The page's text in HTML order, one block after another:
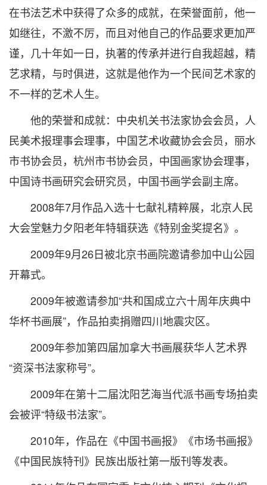
在书法艺术中获得了众多的成就，在荣誉面前，他一
如继往，不激不厉，而且对他自己的作品要求更加严
谨，几十年如一日，执著的传承并进行自我超越，精
艺求精，与时俱进，这就是他作为一个民间艺术家的
不一样的艺术人生。
他的荣誉和成就：中央机关书法家协会会员，人
民美术报理事会理事，中国艺术收藏协会会员，丽水
市书协会员，杭州市书协会员，中国画家协会理事，
中国诗书画研究会研究员，中国书画学会副主席。
2008年7月作品入选十七献礼精粹展，北京人民
大会堂魅力夕阳老年特辑获选《特别金奖提名》。
2009年9月26日被北京书画院邀请参加中山公园
开幕式。
2009年被邀请参加“共和国成立六十周年庆典中
华杯书画展”，作品拍卖捐赠四川地震灾区。
2009年参加第四届加拿大书画展获华人艺术界
“资深书法家称号”。
2009年在第十二届沈阳艺海当代派书画专场拍卖
会被评“特级书法家”。
2010年，作品在《中国书画报》《市场书画报》
《中国民族特刊》民族出版社第一版刊等发表。